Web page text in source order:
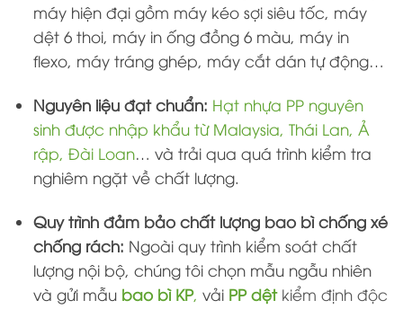
máy hiện đại gồm máy kéo sợi siêu tốc, máy
dệt 6 thoi, máy in ống đồng 6 màu, máy in
flexo, máy tráng ghép, máy cắt dán tự động…
Nguyên liệu đạt chuẩn: Hạt nhựa PP nguyên
sinh được nhập khẩu từ Malaysia, Thái Lan, Ả
rập, Đài Loan … và trải qua quá trình kiểm tra
nghiêm ngặt về chất lượng.
Quy trình đảm bảo chất lượng bao bì chống xé
chống rách: Ngoài quy trình kiểm soát chất
lượng nội bộ, chúng tôi chọn mẫu ngẫu nhiên
và gửi mẫu bao bì KP, vải PP dệtkiểm định độc